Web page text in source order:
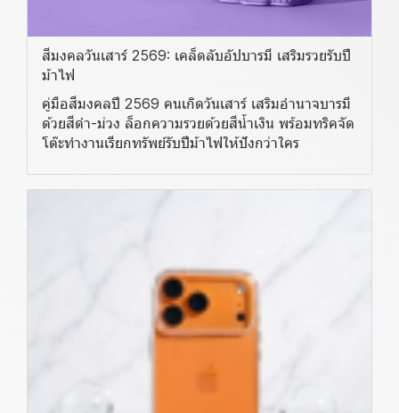
สีมงคลวันเสาร์ 2569: เคล็ดลับอัปบารมี เสริมรวยรับปี
ม้าไฟ
คู่มือสีมงคลปี 2569 คนเกิดวันเสาร์ เสริมอำนาจบารมี
ด้วยสีดำ-ม่วง ล็อกความรวยด้วยสีน้ำเงิน พร้อมทริคจัด
โต๊ะทำงานเรียกทรัพย์รับปีม้าไฟให้ปังกว่าใคร